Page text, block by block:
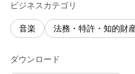
ビジネスカテゴリ
音楽 法務・特許・知的財
ダウンロード